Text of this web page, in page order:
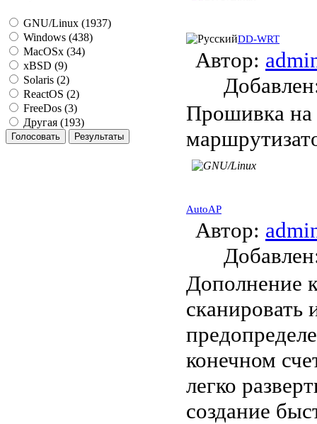
GNU/Linux (1937)
Windows (438)
MacOSx (34)
xBSD (9)
Solaris (2)
ReactOS (2)
FreeDos (3)
Другая (193)
DD-WRT
Автор:
Прошивка на
AutoAP
Автор:
Дополнение
конечном
легко
создание